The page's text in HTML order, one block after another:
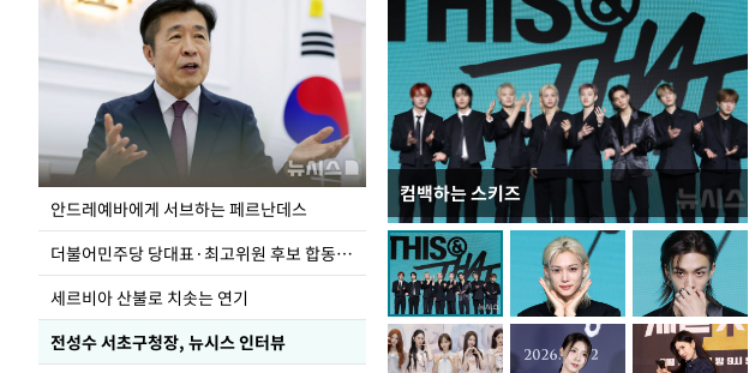
안드레예바에게 서브하는 페르난데스
더불어민주당 당대표·최고위원 후보 합동연설회
세르비아 산불로 치솟는 연기
전성수 서초구청장, 뉴시스 인터뷰
컴백하는 스키즈
이 대통령, 국가폭력 피해자에 위로·사과…"국가
가 책임지고 치유"